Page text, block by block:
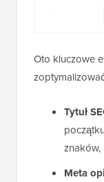
Oto kluczowe
Tytuł
znaków,
Meta